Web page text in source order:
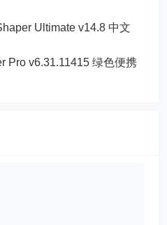
Ultimate v14.8 中文
Pro v6.31.11415 绿色便携